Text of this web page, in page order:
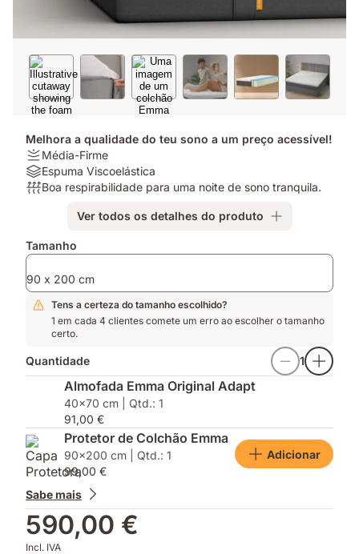
Melhora a qualidade do teu sono a um preço acessível!
Firmeza:
Média-
Firme
Média-Firme
Materiais:
Espuma
Espuma Viscoelástica
Respirabilidade:
respirabilidade
uma
de
sono
tranquila.
Boa respirabilidade para uma noite de sono tranquila.
Ver todos os detalhes do produto
Complementos
Tamanho
90 x 200 cm
Tens a certeza do tamanho escolhido?
1 em cada 4 clientes comete um erro ao escolher o tamanho
certo.
Quantidade 1
Almofada Emma Original Adapt
40x70 cm | Qtd.: 1
91,00 €
Protetor de Colchão Emma
90x200 cm | Qtd.: 1
99,00 €
Adicionar
Sabe mais
590,00 €
Incl. IVA